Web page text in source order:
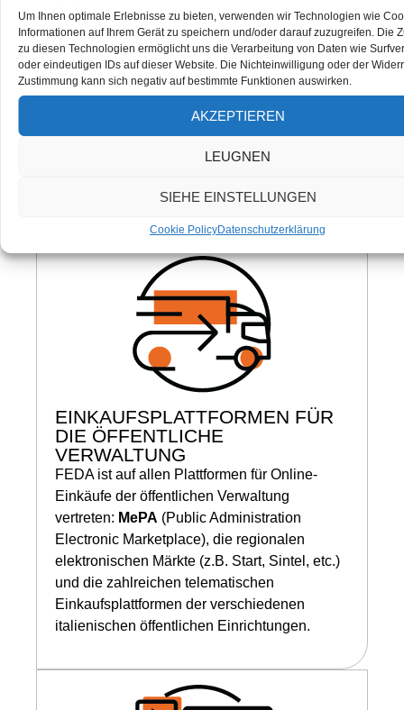
Um Ihnen optimale Erlebnisse zu bieten, verwenden wir Technologien wie
Informationen auf Ihrem Gerät zu speichern und/oder darauf zuzugreifen. Die
zu diesen Technologien ermöglicht uns die Verarbeitung von Daten wie
oder eindeutigen IDs auf dieser Website. Die Nichteinwilligung oder der
Zustimmung kann sich negativ auf bestimmte Funktionen auswirken.
AKZEPTIEREN
LEUGNEN
SIEHE EINSTELLUNGEN
Cookie PolicyDatenschutzerklärung
Maßgeschneiderte Lösungen, die auf die
Bedürfnisse Ihres Unternehmens
zugeschnitten sind. Ein Expertenteam berät
Sie eingehend zu den aktuellen
Sicherheitsvorschriften am Arbeitsplatz und
sorgt so für die Auswahl der am besten
geeigneten Ausrüstung, die den betrieblichen
EINKAUFSPLATTFORMEN FÜR
DIE ÖFFENTLICHE
VERWALTUNG
FEDA ist auf allen Plattformen für Online-
Einkäufe der öffentlichen Verwaltung
vertreten: MePA (Public Administration
Electronic Marketplace), die regionalen
elektronischen Märkte (z.B. Start, Sintel, etc.)
und die zahlreichen telematischen
Einkaufsplattformen der verschiedenen
italienischen öffentlichen Einrichtungen.